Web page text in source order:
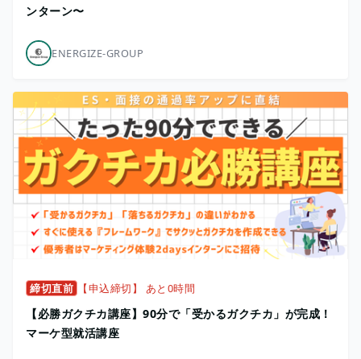
ンターン〜
ENERGIZE-GROUP
締切直前 【申込締切】 あと0時間
【必勝ガクチカ講座】90分で「受かるガクチカ」が完成！
マーケ型就活講座